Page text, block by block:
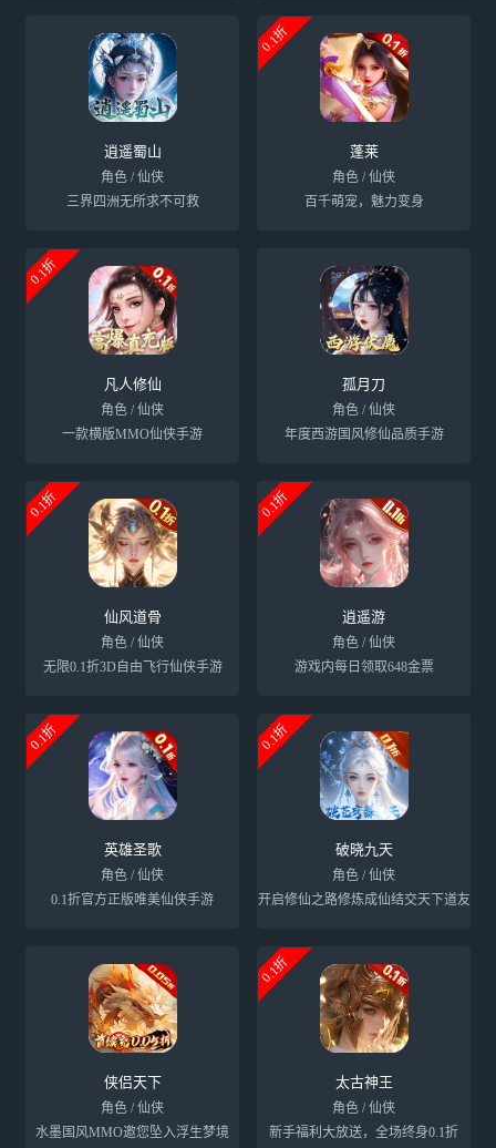
逍遥蜀山
角色 / 仙侠
三界四洲无所求不可救
0.1折
蓬莱
角色 / 仙侠
百千萌宠，魅力变身
0.1折
凡人修仙
角色 / 仙侠
一款横版MMO仙侠手游
孤月刀
角色 / 仙侠
年度西游国风修仙品质手游
0.1折
仙风道骨
角色 / 仙侠
无限0.1折3D自由飞行仙侠手游
0.1折
逍遥游
角色 / 仙侠
游戏内每日领取648金票
0.1折
英雄圣歌
角色 / 仙侠
0.1折官方正版唯美仙侠手游
0.1折
破晓九天
角色 / 仙侠
开启修仙之路修炼成仙结交天下道友
侠侣天下
角色 / 仙侠
水墨国风MMO邀您坠入浮生梦境
0.1折
太古神王
角色 / 仙侠
新手福利大放送，全场终身0.1折